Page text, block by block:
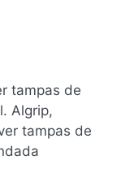
tampas de
Algrip,
tampas de